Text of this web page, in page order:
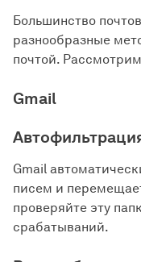
Большинство
разнообразные
почтой.
Gmail
Gmail
писем и
проверяйте эту
срабатываний.